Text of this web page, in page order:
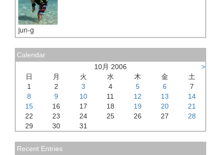
jun-g
Calendar
10月 2006
>
日
月 火 水 木 金
土
1
2 3 4 5 6
7
8
9 10 11 12 13
14
15
16 17 18 19 20
21
22
23 24 25 26 27
28
29
30 31
Recent Entries